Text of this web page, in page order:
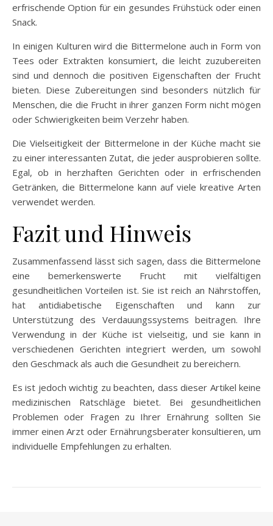
erfrischende Option für ein gesundes Frühstück oder einen
Snack.
In einigen Kulturen wird die Bittermelone auch in Form von
Tees oder Extrakten konsumiert, die leicht zuzubereiten
sind und dennoch die positiven Eigenschaften der Frucht
bieten. Diese Zubereitungen sind besonders nützlich für
Menschen, die die Frucht in ihrer ganzen Form nicht mögen
oder Schwierigkeiten beim Verzehr haben.
Die Vielseitigkeit der Bittermelone in der Küche macht sie
zu einer interessanten Zutat, die jeder ausprobieren sollte.
Egal, ob in herzhaften Gerichten oder in erfrischenden
Getränken, die Bittermelone kann auf viele kreative Arten
verwendet werden.
Fazit und Hinweis
Zusammenfassend lässt sich sagen, dass die Bittermelone
eine bemerkenswerte Frucht mit vielfältigen
gesundheitlichen Vorteilen ist. Sie ist reich an Nährstoffen,
hat antidiabetische Eigenschaften und kann zur
Unterstützung des Verdauungssystems beitragen. Ihre
Verwendung in der Küche ist vielseitig, und sie kann in
verschiedenen Gerichten integriert werden, um sowohl
den Geschmack als auch die Gesundheit zu bereichern.
Es ist jedoch wichtig zu beachten, dass dieser Artikel keine
medizinischen Ratschläge bietet. Bei gesundheitlichen
Problemen oder Fragen zu Ihrer Ernährung sollten Sie
immer einen Arzt oder Ernährungsberater konsultieren, um
individuelle Empfehlungen zu erhalten.